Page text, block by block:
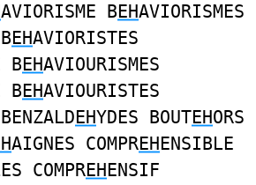
AVIORISME BEHAVIORISMES
EHAVIORISTES
BEHAVIOURISMES
BEHAVIOURISTES
EHYDES BOUTEHORS
AIGNES COMPREHENSIBLE
COMPREHENSIF